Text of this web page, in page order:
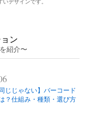
いデザインです。
ン
紹介〜
じじゃない】バーコード
？仕組み・種類・選び方